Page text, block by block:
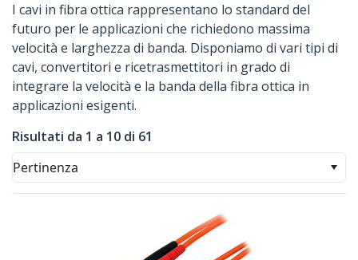
I cavi in fibra ottica rappresentano lo standard del
futuro per le applicazioni che richiedono massima
velocità e larghezza di banda. Disponiamo di vari tipi di
cavi, convertitori e ricetrasmettitori in grado di
integrare la velocità e la banda della fibra ottica in
applicazioni esigenti.
Risultati da 1 a 10 di 61
Pertinenza